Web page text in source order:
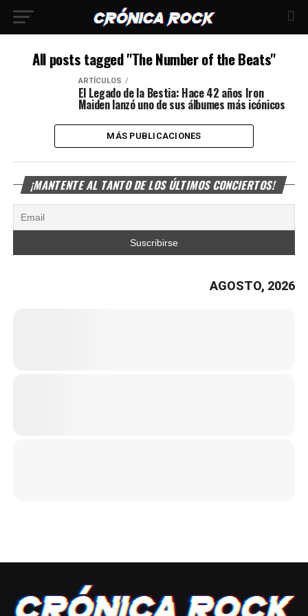
All posts tagged "The Number of the Beats"
ARTÍCULOS
El Legado de la Bestia: Hace 42 años Iron
Maiden lanzó uno de sus álbumes más icónicos
MÁS PUBLICACIONES
¡MANTENTE AL TANTO DE LOS ÚLTIMOS CONCIERTOS!
AGOSTO, 2026